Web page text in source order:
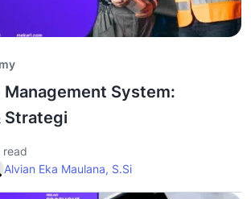
System:
Strategi
read
Alvian Eka Maulana, S.Si